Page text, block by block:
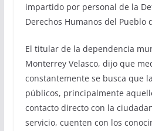
impartido por personal de la
Derechos Humanos del Pueblo
El titular de la dependencia
Monterrey Velasco, dijo que
constantemente se busca que
públicos, principalmente
contacto directo con la
servicio, cuenten con los